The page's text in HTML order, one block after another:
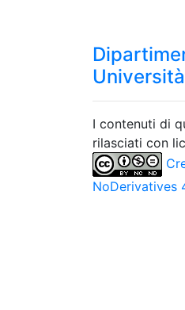
I contenuti di
rilasciati con
NoDerivatives